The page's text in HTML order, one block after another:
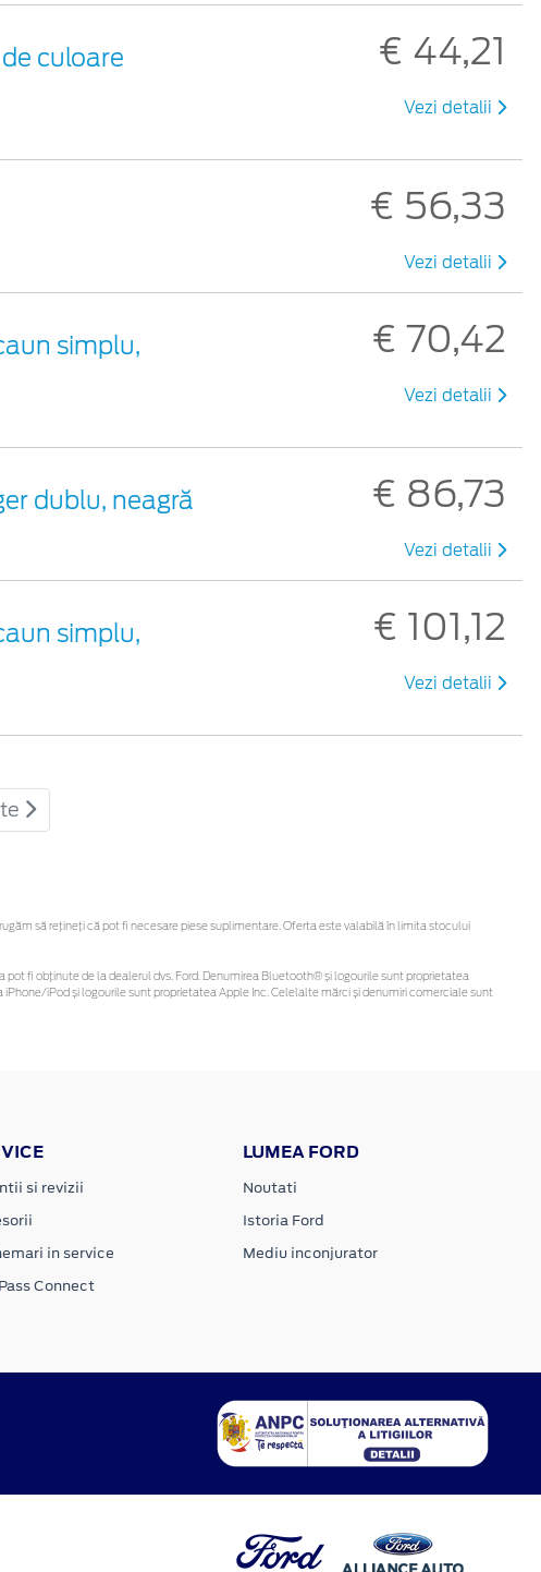
culoare
€ 44,21
Vezi detalii
€ 56,33
Vezi detalii
simplu,
€ 70,42
Vezi detalii
dublu, neagră € 86,73
Vezi detalii
simplu,
€ 101,12
Vezi detalii
să rețineți că pot fi necesare piese suplimentare. Oferta este valabilă în limita stocului
fi obținute de la dealerul dvs. Ford. Denumirea Bluetooth® și logourile sunt proprietatea
iPod și logourile sunt proprietatea Apple Inc. Celelalte mărci și denumiri comerciale sunt
si revizii
in service
Connect
LUMEA FORD
Noutati
Istoria Ford
Mediu inconjurator